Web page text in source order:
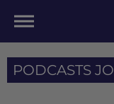
PODCASTS